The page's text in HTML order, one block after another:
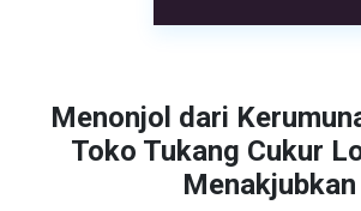
Menonjol dari
Toko Tukang Cukur
Menakjubkan